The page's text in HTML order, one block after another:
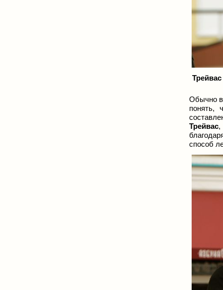
Обычно в
понять,
Трейвас,
способ